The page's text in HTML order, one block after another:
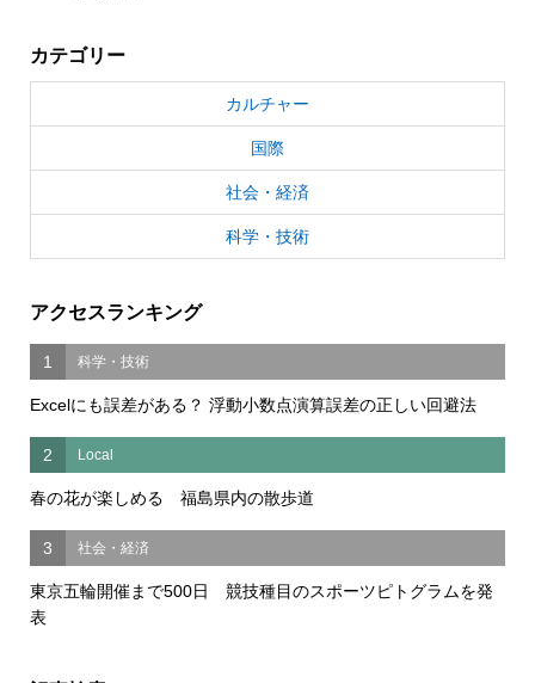
カテゴリー
カルチャー
国際
社会・経済
科学・技術
アクセスランキング
1 科学・技術
Excelにも誤差がある？ 浮動小数点演算誤差の正しい回避法
2 Local
春の花が楽しめる 福島県内の散歩道
3 社会・経済
東京五輪開催まで500日 競技種目のスポーツピトグラムを発
表